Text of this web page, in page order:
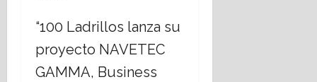
“100 Ladrillos lanza su
proyecto NAVETEC
GAMMA, Business